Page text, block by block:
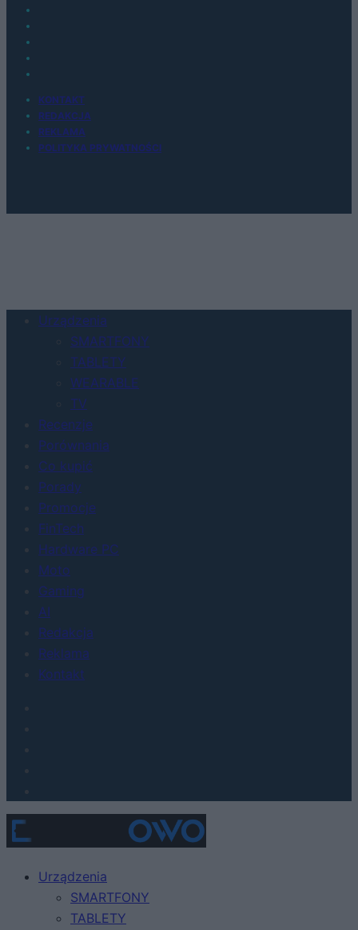
KONTAKT
REDAKCJA
REKLAMA
POLITYKA PRYWATNOŚCI
Urządzenia
SMARTFONY
TABLETY
WEARABLE
TV
Recenzje
Porównania
Co kupić
Porady
Promocje
FinTech
Hardware PC
Moto
Gaming
AI
Redakcja
Reklama
Kontakt
Urządzenia
SMARTFONY
TABLETY